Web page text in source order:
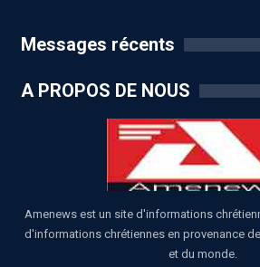
Messages récents
A PROPOS DE NOUS
Amenews est un site d'informations
d'informations chrétiennes en provenance
et du monde.